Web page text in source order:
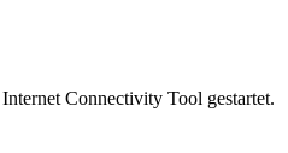
Connectivity Tool gestartet.